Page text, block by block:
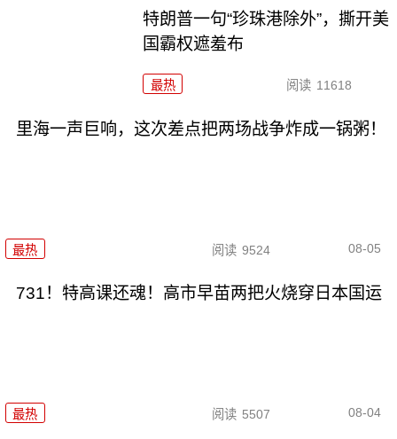
特朗普一句“珍珠港除外”，撕开美
国霸权遮羞布
最热 阅读 11618
里海一声巨响，这次差点把两场战争炸成一锅粥！
最热 阅读 9524 08-05
731！特高课还魂！高市早苗两把火烧穿日本国运
最热 阅读 5507 08-04